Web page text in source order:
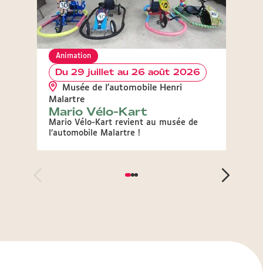
Animation
Du 29 juillet au 26 août 2026
Musée de l'automobile Henri
Malartre
Mario Vélo-Kart
Mario Vélo-Kart revient au musée de
l’automobile Malartre !